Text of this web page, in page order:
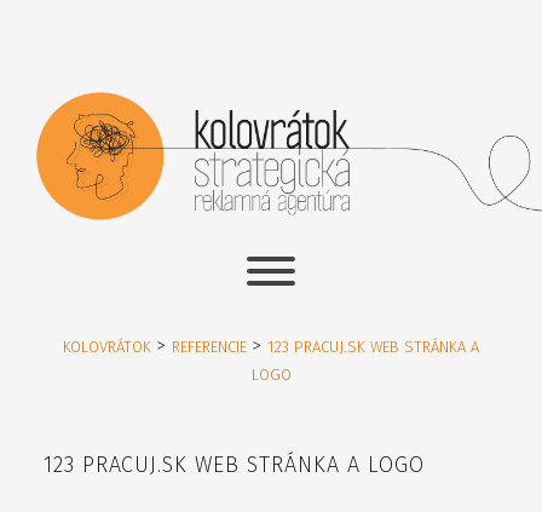
KOLOVRÁTOK > REFERENCIE > 123 PRACUJ.SK WEB STRÁNKA A
LOGO
123 PRACUJ.SK WEB STRÁNKA A LOGO